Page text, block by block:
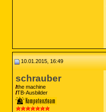
10.01.2015, 16:49
schrauber
the machine
TB-Ausbilder